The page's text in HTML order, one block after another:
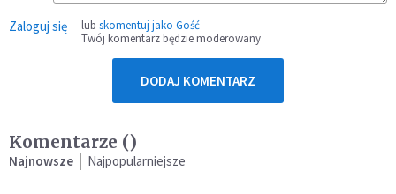
Zaloguj się lub skomentuj jako Gość
Twój komentarz będzie moderowany
DODAJ KOMENTARZ
Komentarze ()
Najnowsze Najpopularniejsze